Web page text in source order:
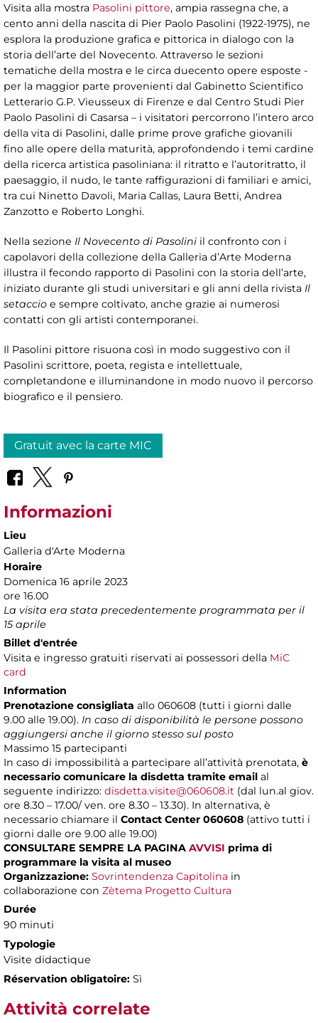
Visita alla mostra Pasolini pittore, ampia rassegna che, a
cento anni della nascita di Pier Paolo Pasolini (1922-1975), ne
esplora la produzione grafica e pittorica in dialogo con la
storia dell’arte del Novecento. Attraverso le sezioni
tematiche della mostra e le circa duecento opere esposte -
per la maggior parte provenienti dal Gabinetto Scientifico
Letterario G.P. Vieusseux di Firenze e dal Centro Studi Pier
Paolo Pasolini di Casarsa – i visitatori percorrono l’intero arco
della vita di Pasolini, dalle prime prove grafiche giovanili
fino alle opere della maturità, approfondendo i temi cardine
della ricerca artistica pasoliniana: il ritratto e l’autoritratto, il
paesaggio, il nudo, le tante raffigurazioni di familiari e amici,
tra cui Ninetto Davoli, Maria Callas, Laura Betti, Andrea
Zanzotto e Roberto Longhi.
Nella sezione Il Novecento di Pasolini il confronto con i
capolavori della collezione della Galleria d’Arte Moderna
illustra il fecondo rapporto di Pasolini con la storia dell’arte,
iniziato durante gli studi universitari e gli anni della rivista Il
setaccio e sempre coltivato, anche grazie ai numerosi
contatti con gli artisti contemporanei.
Il Pasolini pittore risuona così in modo suggestivo con il
Pasolini scrittore, poeta, regista e intellettuale,
completandone e illuminandone in modo nuovo il percorso
biografico e il pensiero.
Gratuit avec la carte MIC
Informazioni
Lieu
Galleria d'Arte Moderna
Horaire
Domenica 16 aprile 2023
ore 16.00
La visita era stata precedentemente programmata per il
15 aprile
Billet d'entrée
Visita e ingresso gratuiti riservati ai possessori della MiC
card
Information
Prenotazione consigliata allo 060608 (tutti i giorni dalle
9.00 alle 19.00). In caso di disponibilità le persone possono
aggiungersi anche il giorno stesso sul posto
Massimo 15 partecipanti
In caso di impossibilità a partecipare all’attività prenotata, è
necessario comunicare la disdetta tramite email al
seguente indirizzo: disdetta.visite@060608.it (dal lun.al giov.
ore 8.30 – 17.00/ ven. ore 8.30 – 13.30). In alternativa, è
necessario chiamare il Contact Center 060608 (attivo tutti i
giorni dalle ore 9.00 alle 19.00)
CONSULTARE SEMPRE LA PAGINA AVVISI prima di
programmare la visita al museo
Organizzazione: Sovrintendenza Capitolina in
collaborazione con Zètema Progetto Cultura
Durée
90 minuti
Typologie
Visite didactique
Réservation obligatoire: Sì
Attività correlate